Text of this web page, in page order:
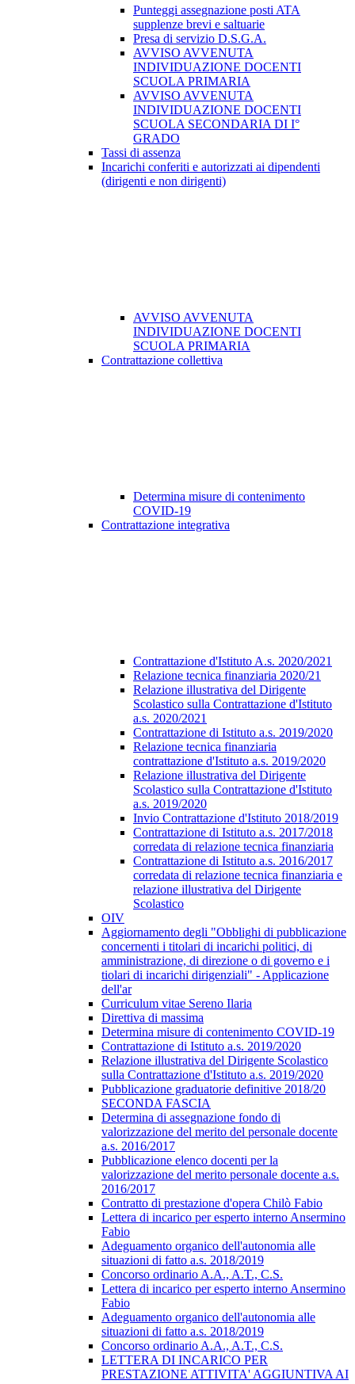
Punteggi assegnazione posti ATA
supplenze brevi e saltuarie
Presa di servizio D.S.G.A.
AVVISO AVVENUTA
INDIVIDUAZIONE DOCENTI
SCUOLA PRIMARIA
AVVISO AVVENUTA
INDIVIDUAZIONE DOCENTI
SCUOLA SECONDARIA DI I°
GRADO
Tassi di assenza
Incarichi conferiti e autorizzati ai dipendenti
(dirigenti e non dirigenti)
AVVISO AVVENUTA
INDIVIDUAZIONE DOCENTI
SCUOLA PRIMARIA
Contrattazione collettiva
Determina misure di contenimento
COVID-19
Contrattazione integrativa
Contrattazione d'Istituto A.s. 2020/2021
Relazione tecnica finanziaria 2020/21
Relazione illustrativa del Dirigente
Scolastico sulla Contrattazione d'Istituto
a.s. 2020/2021
Contrattazione di Istituto a.s. 2019/2020
Relazione tecnica finanziaria
contrattazione d'Istituto a.s. 2019/2020
Relazione illustrativa del Dirigente
Scolastico sulla Contrattazione d'Istituto
a.s. 2019/2020
Invio Contrattazione d'Istituto 2018/2019
Contrattazione di Istituto a.s. 2017/2018
corredata di relazione tecnica finanziaria
Contrattazione di Istituto a.s. 2016/2017
corredata di relazione tecnica finanziaria e
relazione illustrativa del Dirigente
Scolastico
OIV
Aggiornamento degli "Obblighi di pubblicazione
concernenti i titolari di incarichi politici, di
amministrazione, di direzione o di governo e i
tiolari di incarichi dirigenziali" - Applicazione
dell'ar
Curriculum vitae Sereno Ilaria
Direttiva di massima
Determina misure di contenimento COVID-19
Contrattazione di Istituto a.s. 2019/2020
Relazione illustrativa del Dirigente Scolastico
sulla Contrattazione d'Istituto a.s. 2019/2020
Pubblicazione graduatorie definitive 2018/20
SECONDA FASCIA
Determina di assegnazione fondo di
valorizzazione del merito del personale docente
a.s. 2016/2017
Pubblicazione elenco docenti per la
valorizzazione del merito personale docente a.s.
2016/2017
Contratto di prestazione d'opera Chilò Fabio
Lettera di incarico per esperto interno Ansermino
Fabio
Adeguamento organico dell'autonomia alle
situazioni di fatto a.s. 2018/2019
Concorso ordinario A.A., A.T., C.S.
Lettera di incarico per esperto interno Ansermino
Fabio
Adeguamento organico dell'autonomia alle
situazioni di fatto a.s. 2018/2019
Concorso ordinario A.A., A.T., C.S.
LETTERA DI INCARICO PER
PRESTAZIONE ATTIVITA' AGGIUNTIVA AI